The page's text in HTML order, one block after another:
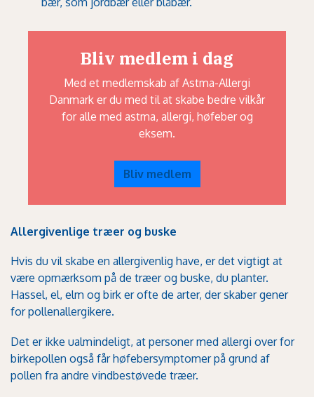
Bliv medlem i dag
Med et medlemskab af Astma-Allergi
Danmark er du med til at skabe bedre vilkår
for alle med astma, allergi, høfeber og
eksem.
Bliv medlem
Allergivenlige træer og buske
Hvis du vil skabe en allergivenlig have, er det vigtigt at
være opmærksom på de træer og buske, du planter.
Hassel, el, elm og birk er ofte de arter, der skaber gener
for pollenallergikere.
Det er ikke ualmindeligt, at personer med allergi over for
birkepollen også får høfebersymptomer på grund af
pollen fra andre vindbestøvede træer.